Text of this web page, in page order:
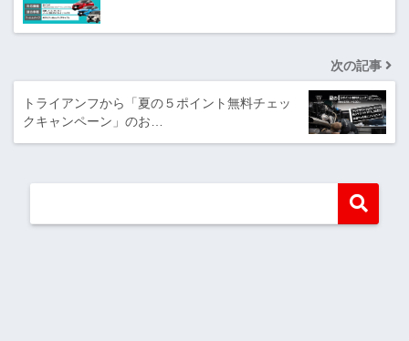
次の記事
トライアンフから「夏の５ポイント無料チェッ
クキャンペーン」のお…